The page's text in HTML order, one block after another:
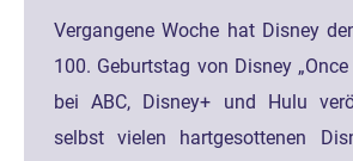
Vergangene Woche hat Disney
100. Geburtstag von Disney
bei ABC, Disney+ und Hulu
selbst vielen hartgesottenen